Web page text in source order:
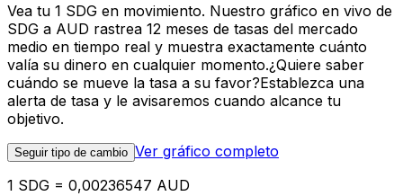
Vea tu 1 SDG en movimiento. Nuestro gráfico en vivo de
SDG a AUD rastrea 12 meses de tasas del mercado
medio en tiempo real y muestra exactamente cuánto
valía su dinero en cualquier momento.¿Quiere saber
cuándo se mueve la tasa a su favor?Establezca una
alerta de tasa y le avisaremos cuando alcance tu
objetivo.
Seguir tipo de cambio Ver gráfico completo
1 SDG = 0,00236547 AUD